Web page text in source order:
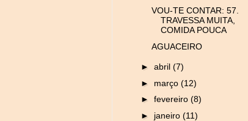
VOU-TE CONTAR: 57.
TRAVESSA MUITA,
COMIDA POUCA
AGUACEIRO
► abril (7)
► março (12)
► fevereiro (8)
► janeiro (11)